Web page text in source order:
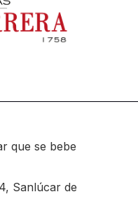
que se bebe
Sanlúcar de